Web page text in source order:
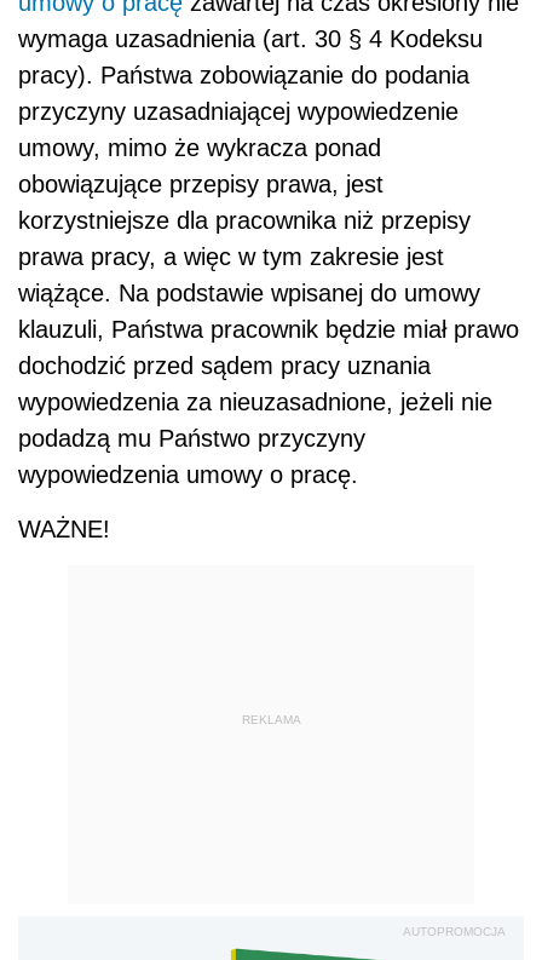
wymaga uzasadnienia (art. 30 § 4 Kodeksu
pracy). Państwa zobowiązanie do podania
przyczyny uzasadniającej wypowiedzenie
umowy, mimo że wykracza ponad
obowiązujące przepisy prawa, jest
korzystniejsze dla pracownika niż przepisy
prawa pracy, a więc w tym zakresie jest
wiążące. Na podstawie wpisanej do umowy
klauzuli, Państwa pracownik będzie miał prawo
dochodzić przed sądem pracy uznania
wypowiedzenia za nieuzasadnione, jeżeli nie
podadzą mu Państwo przyczyny
wypowiedzenia umowy o pracę.
WAŻNE!
REKLAMA
AUTOPROMOCJA